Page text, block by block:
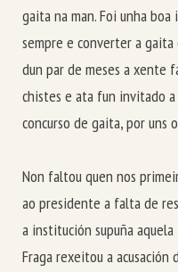
gaita na man. Foi unha
sempre e converter a gaita
dun par de meses a xente
chistes e ata fun invitado
concurso de gaita, por uns
Non faltou quen nos
ao presidente a falta de
a institución supuña
Fraga rexeitou a